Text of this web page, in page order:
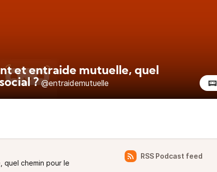
et entraide mutuelle, quel
?@entraidemutuelle
quel chemin pour le
RSS Podcast feed